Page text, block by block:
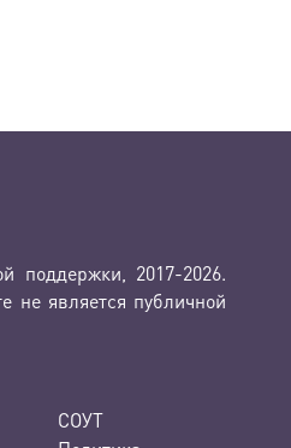
поддержки, 2017-2026.
не является публичной
СОУТ